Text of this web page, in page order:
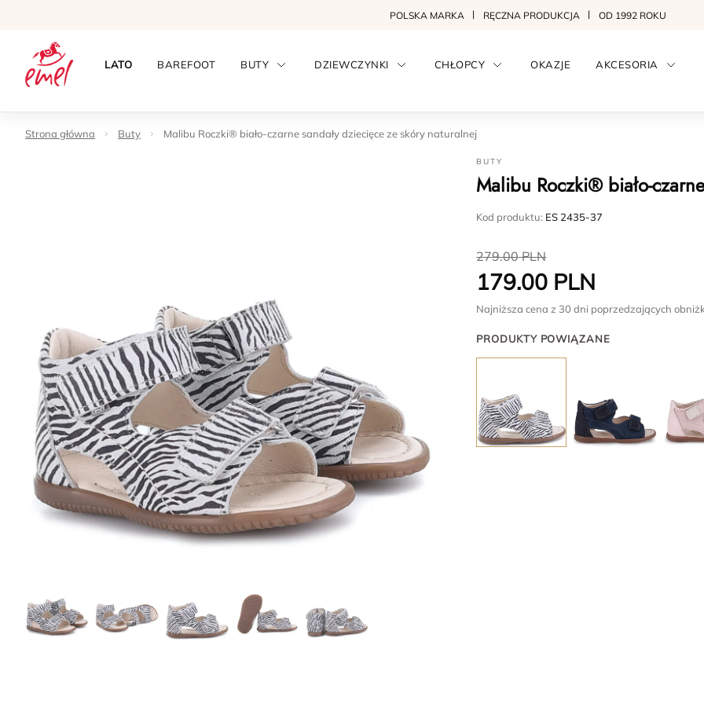
POLSKA MARKA RĘCZNA PRODUKCJA OD 1992 ROKU
LATO BAREFOOT BUTY DZIEWCZYNKI CHŁOPCY OKAZJE AKCESORIA
Strona główna Buty Malibu Roczki® biało-czarne sandały dziecięce ze skóry naturalnej
BUTY
Malibu Roczki® biało-
Kod produktu: ES 2435-37
279.00PLN
179.00 PLN
Najniższa cena z 30 dni poprzedzających
PRODUKTY POWIĄZANE